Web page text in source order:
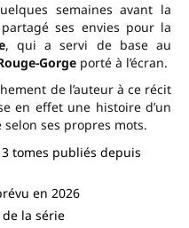
semaines avant la
ses envies pour la
, qui a servi de base au
Gorge porté à l’écran.
de l’auteur à ce récit
en effet une histoire d’un
ses propres mots.
tomes publiés depuis
en 2026
de la série